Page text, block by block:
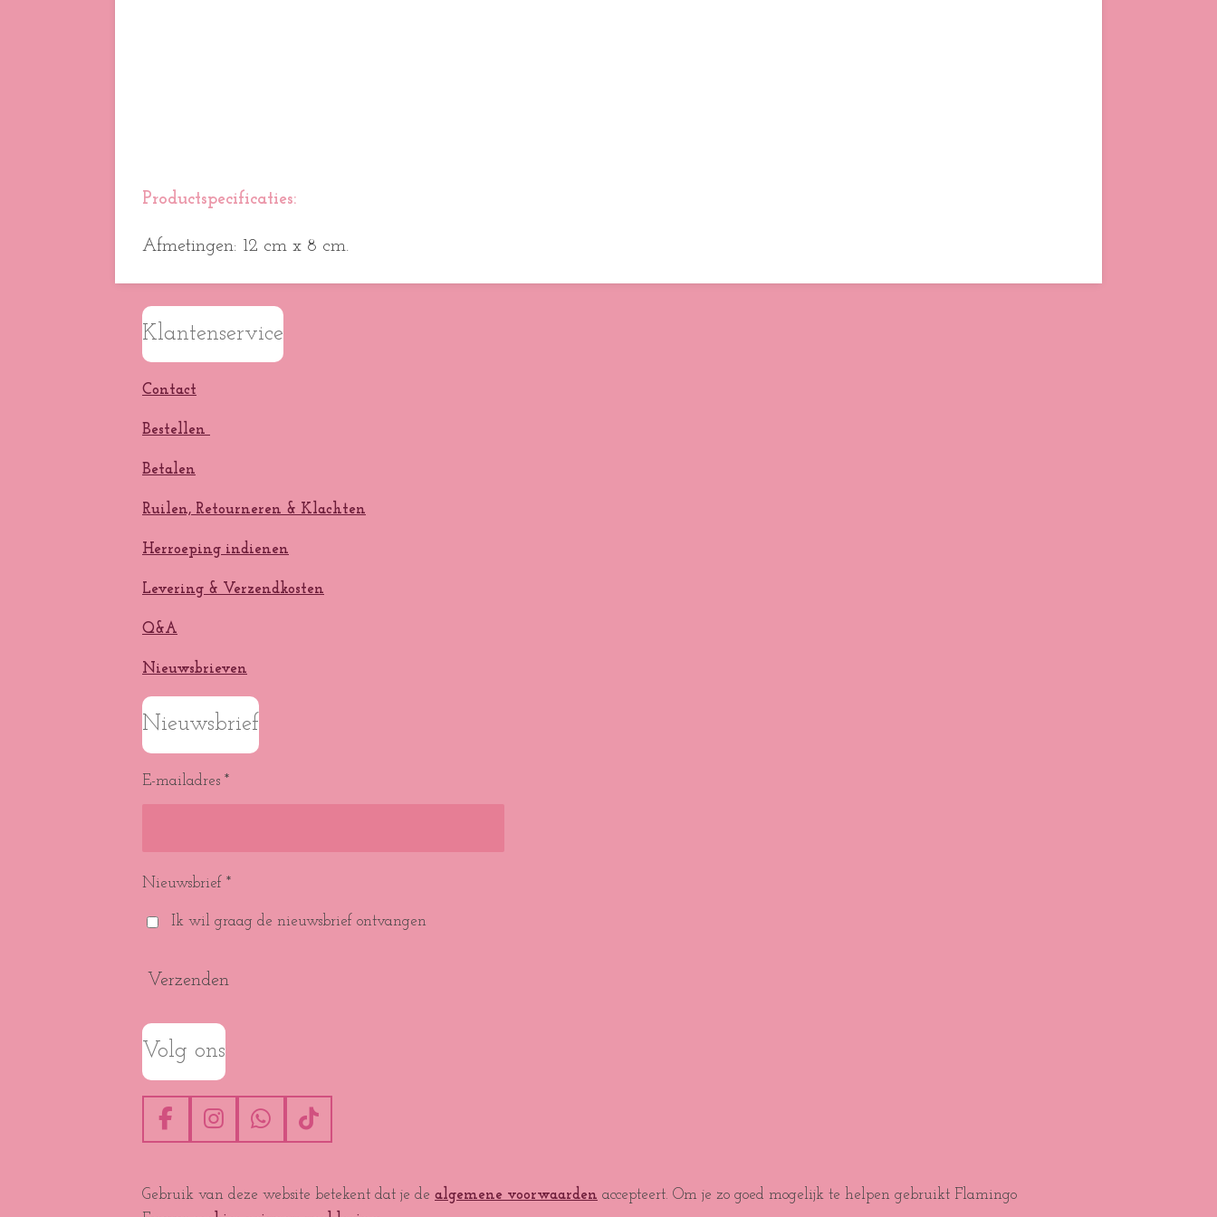
Productspecificaties:
Afmetingen: 12 cm x 8 cm.
Klantenservice
Contact
Bestellen
Betalen
Ruilen, Retourneren & Klachten
Herroeping indienen
Levering & Verzendkosten
Q&A
Nieuwsbrieven
Nieuwsbrief
E-mailadres *
Nieuwsbrief *
Ik wil graag de nieuwsbrief ontvangen
Verzenden
Volg ons
F
e
I
t
W
t
T
T
Gebruik van deze website betekent dat je de algemene voorwaarden accepteert. Om je zo goed mogelijk te helpen gebruikt Flamingo